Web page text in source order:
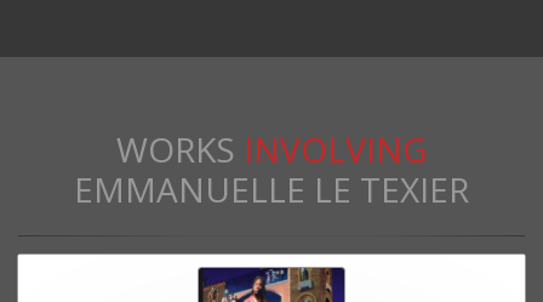
WORKS INVOLVING
EMMANUELLE LE TEXIER